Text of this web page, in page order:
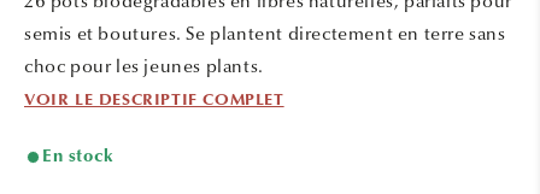
fenêtre
semis et boutures. Se plantent directement en terre sans
choc pour les jeunes plants.
VOIR LE DESCRIPTIF COMPLET
En stock